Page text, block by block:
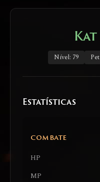
Nível: 79 Pet
Estatísticas
COMBATE
HP
MP